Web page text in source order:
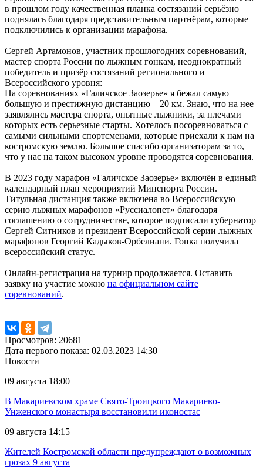
в прошлом году качественная планка состязаний серьёзно
поднялась благодаря представительным партнёрам, которые
подключились к организации марафона.
Сергей Артамонов, участник прошлогодних соревнований,
мастер спорта России по лыжным гонкам, неоднократный
победитель и призёр состязаний регионального и
Всероссийского уровня:
На соревнованиях «Галичское Заозерье» я бежал самую
большую и престижную дистанцию – 20 км. Знаю, что на нее
заявлялись мастера спорта, опытные лыжники, за плечами
которых есть серьезные старты. Хотелось посоревноваться с
самыми сильными спортсменами, которые приехали к нам на
костромскую землю. Большое спасибо организаторам за то,
что у нас на таком высоком уровне проводятся соревнования.
В 2023 году марафон «Галичское Заозерье» включён в единый
календарный план мероприятий Минспорта России.
Титульная дистанция также включена во Всероссийскую
серию лыжных марафонов «Руссиалопет» благодаря
соглашению о сотрудничестве, которое подписали губернатор
Сергей Ситников и президент Всероссийской серии лыжных
марафонов Георгий Кадыков-Орбелиани. Гонка получила
всероссийский статус.
Онлайн-регистрация на турнир продолжается. Оставить
заявку на участие можно на официальном сайте
соревнований.
Просмотров: 20681
Дата первого показа: 02.03.2023 14:30
Новости
09 августа 18:00
В Макариевском храме Свято-Троицкого Макариево-
Унженского монастыря восстановили иконостас
09 августа 14:15
Жителей Костромской области предупреждают о возможных
грозах 9 августа